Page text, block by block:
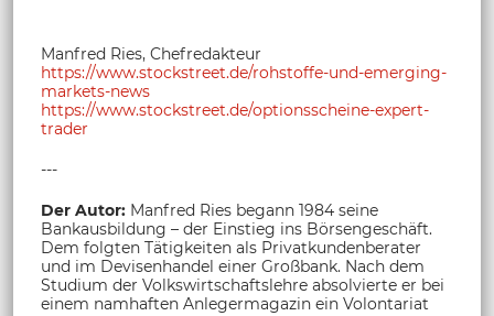
Manfred Ries, Chefredakteur
https://www.stockstreet.de/rohstoffe-und-emerging-
markets-news
https://www.stockstreet.de/optionsscheine-expert-
trader
---
Der Autor: Manfred Ries begann 1984 seine
Bankausbildung – der Einstieg ins Börsengeschäft.
Dem folgten Tätigkeiten als Privatkundenberater
und im Devisenhandel einer Großbank. Nach dem
Studium der Volkswirtschaftslehre absolvierte er bei
einem namhaften Anlegermagazin ein Volontariat